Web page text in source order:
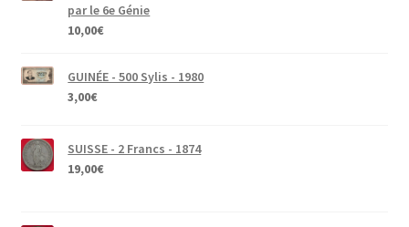
par le 6e Génie
10,00€
GUINÉE - 500 Sylis - 1980
3,00€
SUISSE - 2 Francs - 1874
19,00€